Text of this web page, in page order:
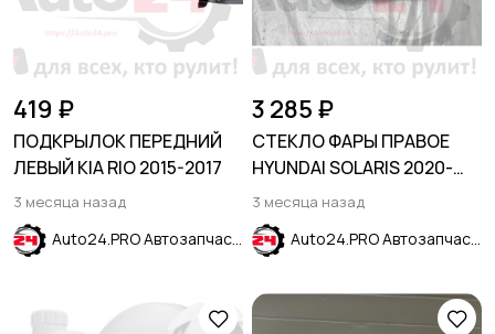
419 ₽
ПОДКРЫЛОК ПЕРЕДНИЙ
ЛЕВЫЙ KIA RIO 2015-2017
3 месяца назад
Auto24.PRO Автозапчасти
3 285 ₽
СТЕКЛО ФАРЫ ПРАВОЕ
HYUNDAI SOLARIS 2020-
2023
3 месяца назад
Auto24.PRO Автозапчасти